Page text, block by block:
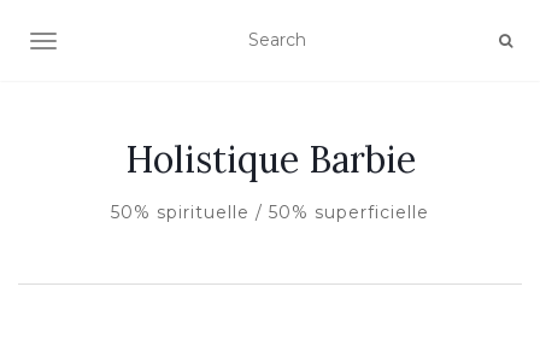
AFFICHER/MASQUER LA NAVIGATION
Holistique Barbie
50% spirituelle / 50% superficielle